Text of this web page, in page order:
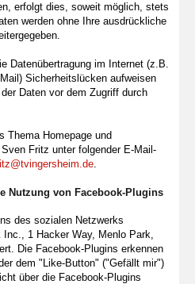
erfolgt dies, soweit möglich, stets
werden ohne Ihre ausdrückliche
Datenübertragung im Internet (z.B.
Sicherheitslücken aufweisen
Daten vor dem Zugriff durch
Thema Homepage und
Fritz unter folgender E-Mail-
.
Nutzung von Facebook-Plugins
des sozialen Netzwerks
1 Hacker Way, Menlo Park,
Die Facebook-Plugins erkennen
dem "Like-Button" ("Gefällt mir")
über die Facebook-Plugins